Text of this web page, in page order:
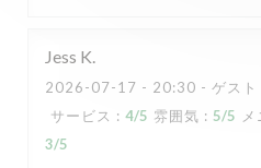
Jess K
2026-07-17 - 20:30 - ゲスト
サービス : 4/5 雰囲気 : 5/5
3/5